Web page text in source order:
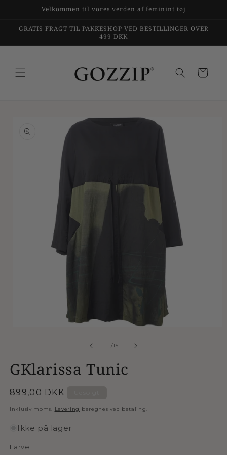
Velkommen til vores verden af feminint tøj
GRATIS FRAGT TIL PAKKESHOP VED BESTILLINGER OVER
499 DKK
Indkøbskurv
1/af
15
GKlarissa Tunic
Normalpris
899,00 DKK
Inklusiv moms. Levering beregnes ved betaling.
Ikke på lager
Farve